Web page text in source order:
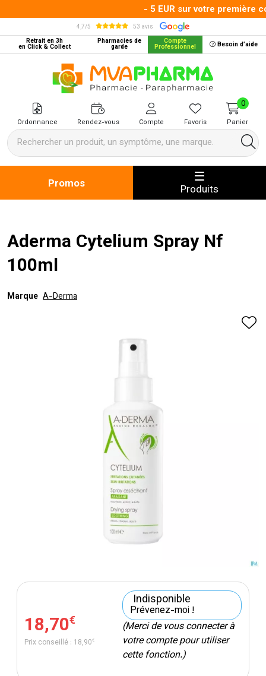
- 5 EUR sur votre première
4,7/5
53 avis
Retrait en 3h
en Click & Collect
Pharmacies de
garde
Compte
Professionnel Besoin d’aide
MVA Pharma Votre pharmacie
Ordonnance Rendez-vous Compte Favoris Panier
0
Promos Produits
Aderma Cytelium Spray Nf
100ml
Marque A-Derma
18,70€
Prix conseillé : 18,90€
Indisponible
Prévenez-moi !
(Merci de vous connecter à
votre compte pour utiliser
cette fonction.)